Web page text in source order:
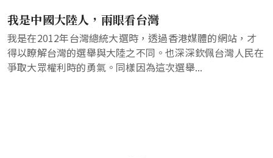
我是中國大陸人，兩眼看台灣
我是在2012年台灣總統大選時，透過香港媒體的網站，才
得以瞭解台灣的選舉與大陸之不同。也深深欽佩台灣人民在
爭取大眾權利時的勇氣。同樣因為這次選舉...